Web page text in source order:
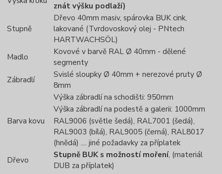
znát výšku podlaží)
Stupně
Dřevo 40mm masiv, spárovka BUK cink,
lakované (Tvrdovoskový olej - PNtech
HARTWACHSÖL)
Madlo
Kovové v barvě RAL Ø 40mm - dělené
segmenty
Zábradlí
Svislé sloupky Ø 40mm + nerezové pruty Ø
8mm
Výška zábradlí na schodišti: 950mm
Výška zábradlí na podestě a galerii: 1000mm
Barva kovu
RAL9006 (světle šedá), RAL7001 (šedá),
RAL9003 (bílá), RAL9005 (černá), RAL8017
(hnědá) .... jiné požadavky za příplatek
Dřevo
Stupně BUK s možností moření, (materiál
DUB za příplatek)